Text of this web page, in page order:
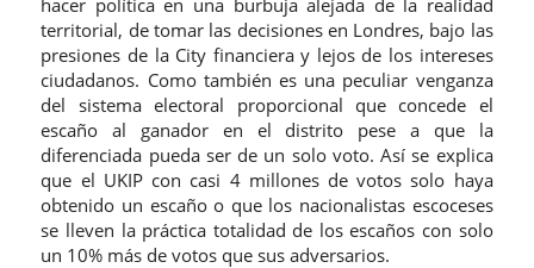
territorial, de tomar las decisiones en Londres, bajo las
presiones de la City financiera y lejos de los intereses
ciudadanos. Como también es una peculiar venganza
del sistema electoral proporcional que concede el
escaño al ganador en el distrito pese a que la
diferenciada pueda ser de un solo voto. Así se explica
que el UKIP con casi 4 millones de votos solo haya
obtenido un escaño o que los nacionalistas escoceses
se lleven la práctica totalidad de los escaños con solo
un 10% más de votos que sus adversarios.